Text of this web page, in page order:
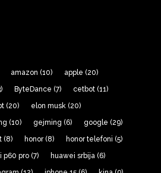
amazon (10) apple (20)
ByteDance (7) cetbot(11)
(20) elon musk(20)
(10) gejming (6) google (29)
(8) honor(8) honor telefoni (5)
p60 pro(7) huawei srbija(6)